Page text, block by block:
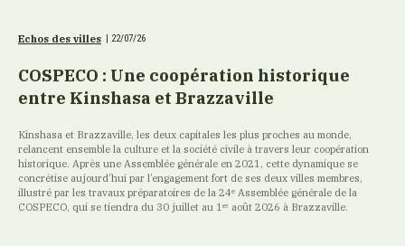
Echos des villes | 22/07/26
COSPECO : Une coopération historique
entre Kinshasa et Brazzaville
Kinshasa et Brazzaville, les deux capitales les plus proches au monde,
relancent ensemble la culture et la société civile à travers leur coopération
historique. Après une Assemblée générale en 2021, cette dynamique se
concrétise aujourd’hui par l’engagement fort de ses deux villes membres,
illustré par les travaux préparatoires de la 24ᵉ Assemblée générale de la
COSPECO, qui se tiendra du 30 juillet au 1ᵉʳ août 2026 à Brazzaville.